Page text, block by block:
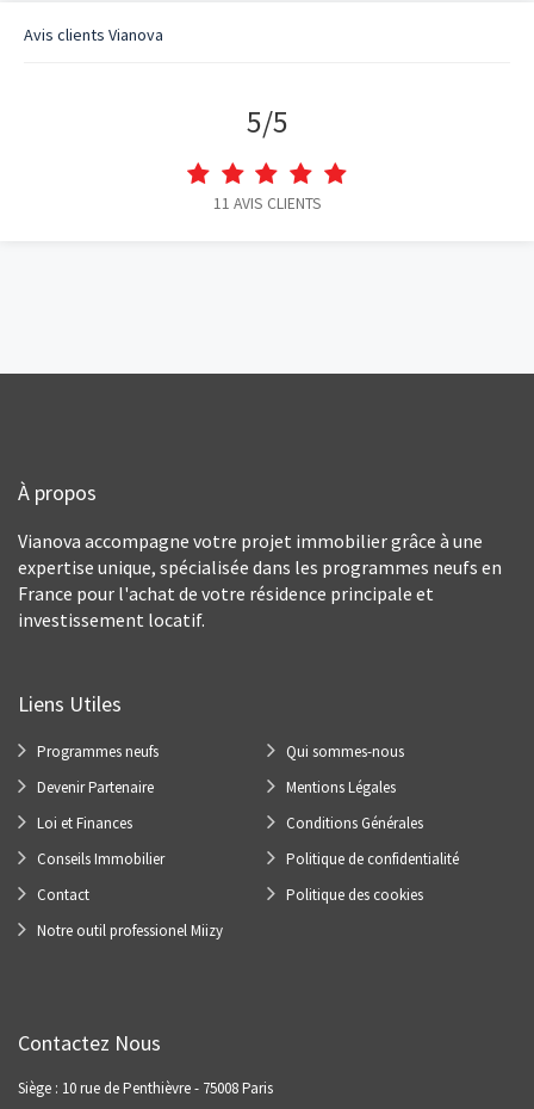
Avis clients Vianova
5/5
11 AVIS CLIENTS
À propos
Vianova accompagne votre projet immobilier grâce à une
expertise unique, spécialisée dans les programmes neufs en
France pour l'achat de votre résidence principale et
investissement locatif.
Liens Utiles
Programmes neufs
Devenir Partenaire
Loi et Finances
Conseils Immobilier
Contact
Notre outil professionel Miizy
Qui sommes-nous
Mentions Légales
Conditions Générales
Politique de confidentialité
Politique des cookies
Contactez Nous
Siège : 10 rue de Penthièvre - 75008 Paris